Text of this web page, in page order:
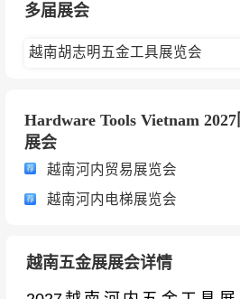
多届展会
越南胡志明五金工具展览会
Hardware Tools Vietnam 2027
展会
越南河内贸易展览会
越南河内电梯展览会
越南五金展展会详情